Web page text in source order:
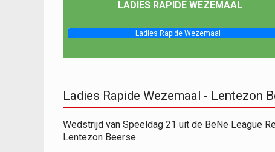
LADIES RAPIDE WEZEMAAL
Ladies Rapide Wezemaal
Ladies Rapide Wezemaal - Lentezon
Wedstrijd van Speeldag 21 uit de BeNe League
Lentezon Beerse.